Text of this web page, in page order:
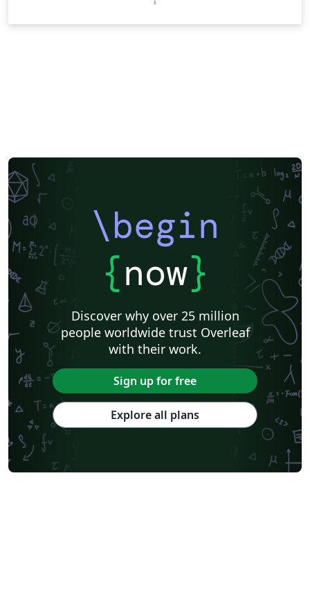
\begin
{now}
Discover why over 25 million
people worldwide trust Overleaf
with their work.
Sign up for free
Explore all plans